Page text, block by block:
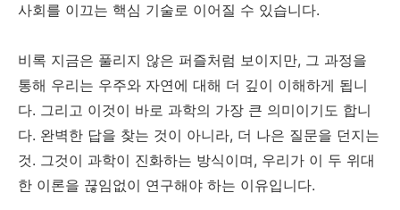
사회를 이끄는 핵심 기술로 이어질 수 있습니다.
비록 지금은 풀리지 않은 퍼즐처럼 보이지만, 그 과정을
통해 우리는 우주와 자연에 대해 더 깊이 이해하게 됩니
다. 그리고 이것이 바로 과학의 가장 큰 의미이기도 합니
다. 완벽한 답을 찾는 것이 아니라, 더 나은 질문을 던지는
것. 그것이 과학이 진화하는 방식이며, 우리가 이 두 위대
한 이론을 끊임없이 연구해야 하는 이유입니다.